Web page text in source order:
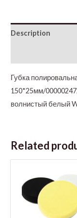
Description
Губка
150*25мм/
волнистый белый
Related